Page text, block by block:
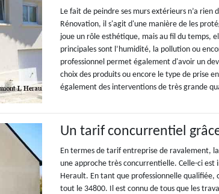
Le fait de peindre ses murs extérieurs n’a rien
Rénovation, il s'agit d'une manière de les
joue un rôle esthétique, mais au fil du temps,
principales sont l’humidité, la pollution ou
professionnel permet également d'avoir un
choix des produits ou encore le type de prise
également des interventions de très grande
Un tarif concurrentiel
En termes de tarif entreprise de ravalement,
une approche très concurrentielle. Celle-ci est
Herault. En tant que professionnelle
tout le 34800. Il est connu de tous que les